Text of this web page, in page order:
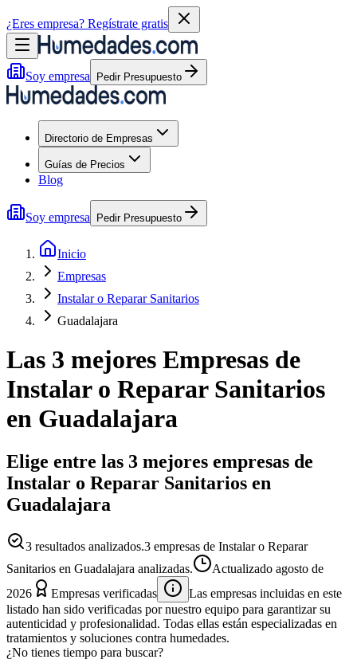
¿Eres empresa? Regístrate gratis
Soy empresa Pedir Presupuesto
Directorio de Empresas
Guías de Precios
Blog
Soy empresa Pedir Presupuesto
Inicio
Empresas
Instalar o Reparar Sanitarios
Guadalajara
Las 3 mejores Empresas de
Instalar o Reparar Sanitarios
en Guadalajara
Elige entre las 3 mejores empresas de
Instalar o Reparar Sanitarios en
Guadalajara
3 resultados analizados.3 empresas de Instalar o Reparar
Sanitarios en Guadalajara analizadas.
Actualizado agosto de
2026
Empresas verificadas
Las empresas incluidas en este
listado han sido verificadas por nuestro equipo para garantizar su
autenticidad y profesionalidad. Todas ellas están especializadas en
tratamientos y soluciones contra humedades.
¿No tienes tiempo para buscar?